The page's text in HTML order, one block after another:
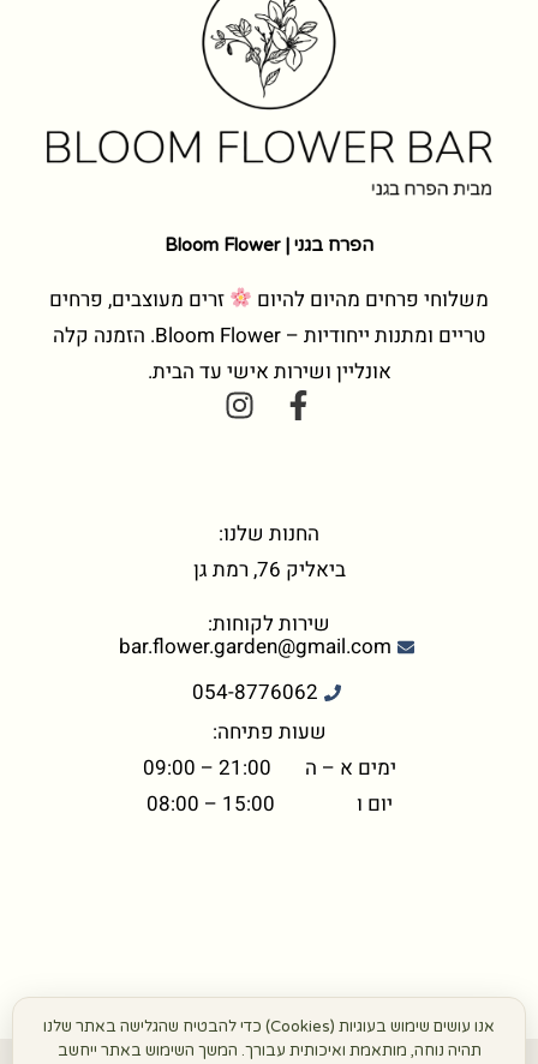
אנו עושים שימוש בעוגיות (Cookies) כדי להבטיח שהגלישה באתר שלנו
תהיה נוחה, מותאמת ואיכותית עבורך. המשך השימוש באתר ייחשב
הפרח בגני | Bloom Flower
משלוחי פרחים מהיום להיום
זרים מעוצבים, פרחים
טריים ומתנות ייחודיות – Bloom Flower. הזמנה קלה
אונליין ושירות אישי עד הבית.
החנות שלנו:
ביאליק 76, רמת גן
bar.flower.garden@gmail.com
054-8776062
שעות פתיחה:
ימים א – ה 21:00 – 09:00
יום ו 15:00 – 08:00
שירות לקוחות: